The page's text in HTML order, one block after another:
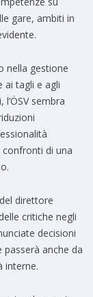
gare, ambiti in
nella gestione
ai tagli e agli
sembra
confronti di una
direttore
critiche negli
decisioni
anche da
interne.